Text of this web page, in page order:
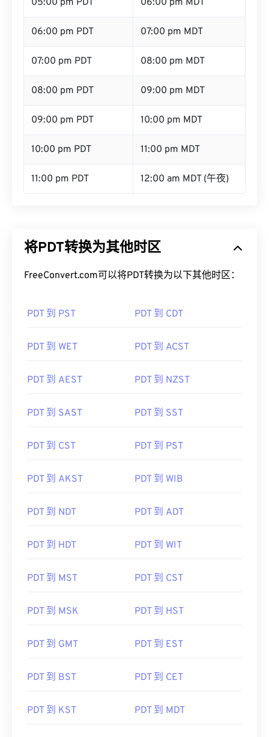
05:00 pm PDT 06:00 pm MDT
06:00 pm PDT 07:00 pm MDT
07:00 pm PDT 08:00 pm MDT
08:00 pm PDT 09:00 pm MDT
09:00 pm PDT 10:00 pm MDT
10:00 pm PDT 11:00 pm MDT
11:00 pm PDT 12:00 am MDT (午夜)
将PDT转换为其他时区
FreeConvert.com可以将PDT转换为以下其他时区：
PDT 到 PST PDT 到 CDT
PDT 到 WET PDT 到 ACST
PDT 到 AEST PDT 到 NZST
PDT 到 SAST PDT 到 SST
PDT 到 CST PDT 到 PST
PDT 到 AKST PDT 到 WIB
PDT 到 NDT PDT 到 ADT
PDT 到 HDT PDT 到 WIT
PDT 到 MST PDT 到 CST
PDT 到 MSK PDT 到 HST
PDT 到 GMT PDT 到 EST
PDT 到 BST PDT 到 CET
PDT 到 KST PDT 到 MDT